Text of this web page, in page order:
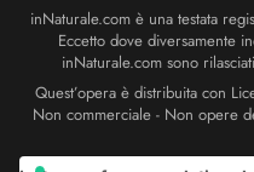
inNaturale.com è una testata
Eccetto dove diversamente
inNaturale.com sono
Quest’opera è distribuita con
Non commerciale - Non opere